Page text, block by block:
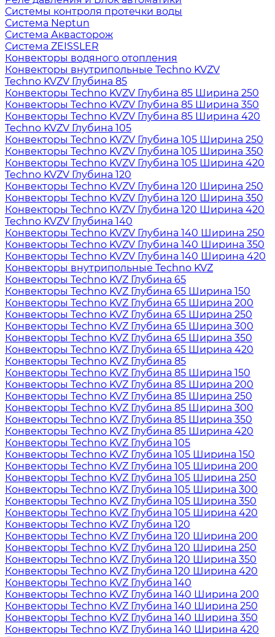
Системы контроля протечки воды
Система Neptun
Система Аквасторож
Система ZEISSLER
Конвекторы водяного отопления
Конвекторы внутрипольные Techno KVZV
Techno KVZV Глубина 85
Конвекторы Techno KVZV Глубина 85 Ширина 250
Конвекторы Techno KVZV Глубина 85 Ширина 350
Конвекторы Techno KVZV Глубина 85 Ширина 420
Techno KVZV Глубина 105
Конвекторы Techno KVZV Глубина 105 Ширина 250
Конвекторы Techno KVZV Глубина 105 Ширина 350
Конвекторы Techno KVZV Глубина 105 Ширина 420
Techno KVZV Глубина 120
Конвекторы Techno KVZV Глубина 120 Ширина 250
Конвекторы Techno KVZV Глубина 120 Ширина 350
Конвекторы Techno KVZV Глубина 120 Ширина 420
Techno KVZV Глубина 140
Конвекторы Techno KVZV Глубина 140 Ширина 250
Конвекторы Techno KVZV Глубина 140 Ширина 350
Конвекторы Techno KVZV Глубина 140 Ширина 420
Конвекторы внутрипольные Techno KVZ
Конвекторы Techno KVZ Глубина 65
Конвекторы Techno KVZ Глубина 65 Ширина 150
Конвекторы Techno KVZ Глубина 65 Ширина 200
Конвекторы Techno KVZ Глубина 65 Ширина 250
Конвекторы Techno KVZ Глубина 65 Ширина 300
Конвекторы Techno KVZ Глубина 65 Ширина 350
Конвекторы Techno KVZ Глубина 65 Ширина 420
Конвекторы Techno KVZ Глубина 85
Конвекторы Techno KVZ Глубина 85 Ширина 150
Конвекторы Techno KVZ Глубина 85 Ширина 200
Конвекторы Techno KVZ Глубина 85 Ширина 250
Конвекторы Techno KVZ Глубина 85 Ширина 300
Конвекторы Techno KVZ Глубина 85 Ширина 350
Конвекторы Techno KVZ Глубина 85 Ширина 420
Конвекторы Techno KVZ Глубина 105
Конвекторы Techno KVZ Глубина 105 Ширина 150
Конвекторы Techno KVZ Глубина 105 Ширина 200
Конвекторы Techno KVZ Глубина 105 Ширина 250
Конвекторы Techno KVZ Глубина 105 Ширина 300
Конвекторы Techno KVZ Глубина 105 Ширина 350
Конвекторы Techno KVZ Глубина 105 Ширина 420
Конвекторы Techno KVZ Глубина 120
Конвекторы Techno KVZ Глубина 120 Ширина 200
Конвекторы Techno KVZ Глубина 120 Ширина 250
Конвекторы Techno KVZ Глубина 120 Ширина 350
Конвекторы Techno KVZ Глубина 120 Ширина 420
Конвекторы Techno KVZ Глубина 140
Конвекторы Techno KVZ Глубина 140 Ширина 200
Конвекторы Techno KVZ Глубина 140 Ширина 250
Конвекторы Techno KVZ Глубина 140 Ширина 350
Конвекторы Techno KVZ Глубина 140 Ширина 420